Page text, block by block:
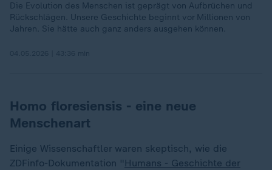
Die Evolution des Menschen ist geprägt von Aufbrüchen und
Rückschlägen. Unsere Geschichte beginnt vor Millionen von
Jahren. Sie hätte auch ganz anders ausgehen können.
Homo floresiensis - eine neue
Menschenart
Einige Wissenschaftler waren skeptisch, wie die
ZDFinfo-Dokumentation " Humans - Geschichte der